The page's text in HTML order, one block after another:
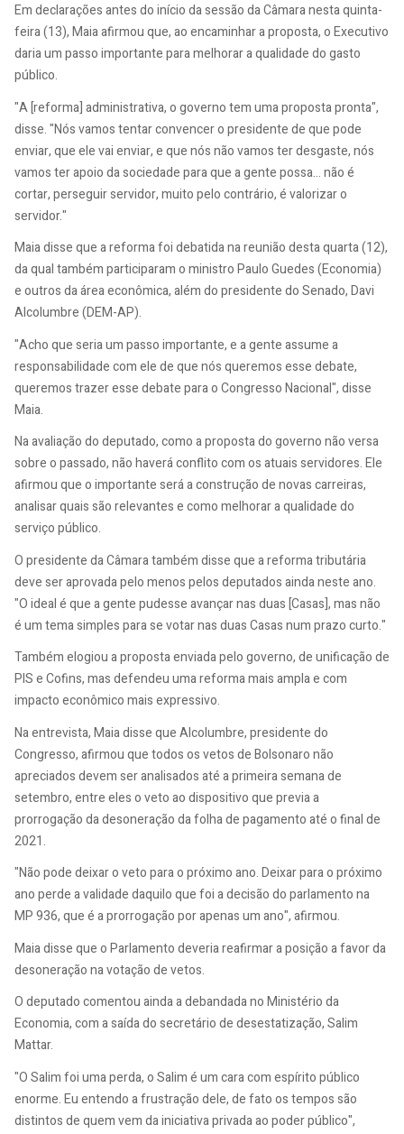
Em declarações antes do início da sessão da Câmara nesta quinta-
feira (13), Maia afirmou que, ao encaminhar a proposta, o Executivo
daria um passo importante para melhorar a qualidade do gasto
público.
"A [reforma] administrativa, o governo tem uma proposta pronta",
disse. "Nós vamos tentar convencer o presidente de que pode
enviar, que ele vai enviar, e que nós não vamos ter desgaste, nós
vamos ter apoio da sociedade para que a gente possa... não é
cortar, perseguir servidor, muito pelo contrário, é valorizar o
servidor."
Maia disse que a reforma foi debatida na reunião desta quarta (12),
da qual também participaram o ministro Paulo Guedes (Economia)
e outros da área econômica, além do presidente do Senado, Davi
Alcolumbre (DEM-AP).
"Acho que seria um passo importante, e a gente assume a
responsabilidade com ele de que nós queremos esse debate,
queremos trazer esse debate para o Congresso Nacional", disse
Maia.
Na avaliação do deputado, como a proposta do governo não versa
sobre o passado, não haverá conflito com os atuais servidores. Ele
afirmou que o importante será a construção de novas carreiras,
analisar quais são relevantes e como melhorar a qualidade do
serviço público.
O presidente da Câmara também disse que a reforma tributária
deve ser aprovada pelo menos pelos deputados ainda neste ano.
"O ideal é que a gente pudesse avançar nas duas [Casas], mas não
é um tema simples para se votar nas duas Casas num prazo curto."
Também elogiou a proposta enviada pelo governo, de unificação de
PIS e Cofins, mas defendeu uma reforma mais ampla e com
impacto econômico mais expressivo.
Na entrevista, Maia disse que Alcolumbre, presidente do
Congresso, afirmou que todos os vetos de Bolsonaro não
apreciados devem ser analisados até a primeira semana de
setembro, entre eles o veto ao dispositivo que previa a
prorrogação da desoneração da folha de pagamento até o final de
2021.
"Não pode deixar o veto para o próximo ano. Deixar para o próximo
ano perde a validade daquilo que foi a decisão do parlamento na
MP 936, que é a prorrogação por apenas um ano", afirmou.
Maia disse que o Parlamento deveria reafirmar a posição a favor da
desoneração na votação de vetos.
O deputado comentou ainda a debandada no Ministério da
Economia, com a saída do secretário de desestatização, Salim
Mattar.
"O Salim foi uma perda, o Salim é um cara com espírito público
enorme. Eu entendo a frustração dele, de fato os tempos são
distintos de quem vem da iniciativa privada ao poder público",